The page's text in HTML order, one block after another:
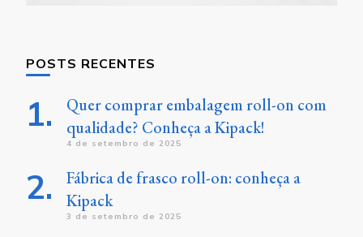
POSTS RECENTES
Quer comprar embalagem roll-on com
qualidade? Conheça a Kipack!
4 de setembro de 2025
Fábrica de frasco roll-on: conheça a
Kipack
3 de setembro de 2025